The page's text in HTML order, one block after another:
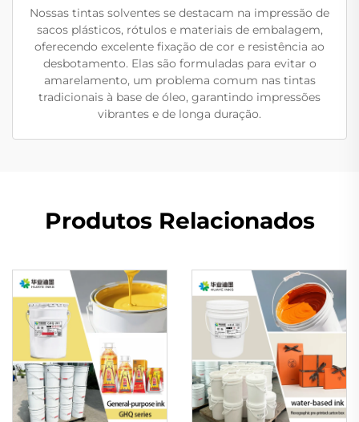
Nossas tintas solventes se destacam na impressão de
sacos plásticos, rótulos e materiais de embalagem,
oferecendo excelente fixação de cor e resistência ao
desbotamento. Elas são formuladas para evitar o
amarelamento, um problema comum nas tintas
tradicionais à base de óleo, garantindo impressões
vibrantes e de longa duração.
Produtos Relacionados